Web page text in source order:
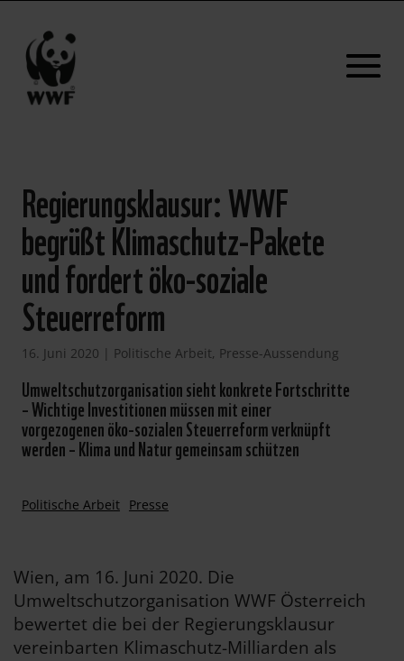
Regierungsklausur: WWF
begrüßt Klimaschutz-Pakete
und fordert öko-soziale
Steuerreform
16. Juni 2020 | Politische Arbeit, Presse-Aussendung
Umweltschutzorganisation sieht konkrete Fortschritte
– Wichtige Investitionen müssen mit einer
vorgezogenen öko-sozialen Steuerreform verknüpft
werden – Klima und Natur gemeinsam schützen
Politische Arbeit Presse
Wien, am 16. Juni 2020. Die
Umweltschutzorganisation WWF Österreich
bewertet die bei der Regierungsklausur
vereinbarten Klimaschutz-Milliarden als